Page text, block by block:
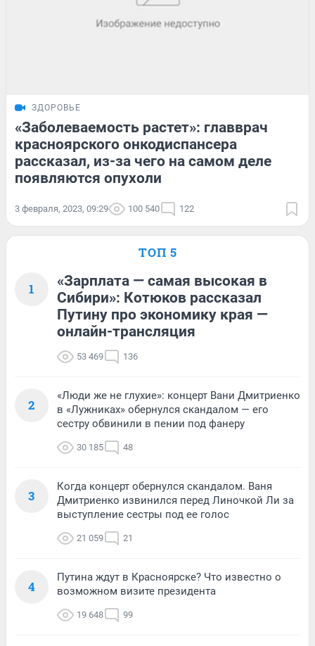
ЗДОРОВЬЕ
«Заболеваемость растет»: главврач
красноярского онкодиспансера
рассказал, из-за чего на самом деле
появляются опухоли
3 февраля, 2023, 09:29 100 540 122
ТОП 5
1
«Зарплата — самая высокая в
Сибири»: Котюков рассказал
Путину про экономику края —
онлайн-трансляция
53 469 136
2
«Люди же не глухие»: концерт Вани Дмитриенко
в «Лужниках» обернулся скандалом — его
сестру обвинили в пении под фанеру
30 185 48
3
Когда концерт обернулся скандалом. Ваня
Дмитриенко извинился перед Линочкой Ли за
выступление сестры под ее голос
21 059 21
4
Путина ждут в Красноярске? Что известно о
возможном визите президента
19 648 99